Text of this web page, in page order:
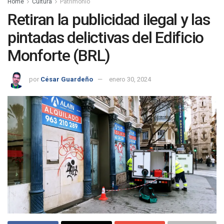
Home Cultura Patrimonio
Retiran la publicidad ilegal y las
pintadas delictivas del Edificio
Monforte (BRL)
por César Guardeño enero 30, 2024